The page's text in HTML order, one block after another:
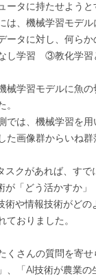
ータに持たせよう
は、機械学習モデ
ータに対し、何ら
学習 ③教化学習と
械学習モデルに魚
。
では、機械学習を
た画像群からいね
スクがあれば、す
が「どう活かすか
術や情報技術がど
ておりました。
くさんの質問を寄
、「AI技術が農業